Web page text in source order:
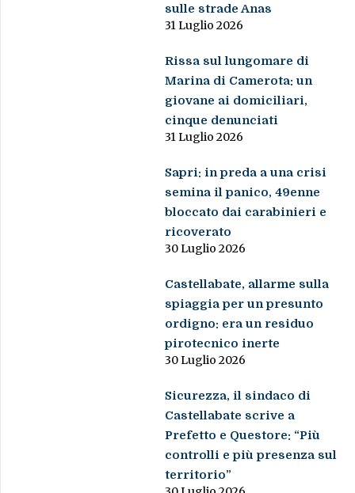
sulle strade Anas
31 Luglio 2026
Rissa sul lungomare di
Marina di Camerota: un
giovane ai domiciliari,
cinque denunciati
31 Luglio 2026
Sapri: in preda a una crisi
semina il panico, 49enne
bloccato dai carabinieri e
ricoverato
30 Luglio 2026
Castellabate, allarme sulla
spiaggia per un presunto
ordigno: era un residuo
pirotecnico inerte
30 Luglio 2026
Sicurezza, il sindaco di
Castellabate scrive a
Prefetto e Questore: “Più
controlli e più presenza sul
territorio”